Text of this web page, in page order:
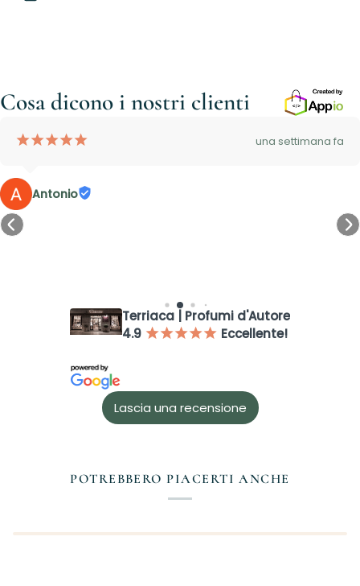
Cosa dicono i nostri clienti
¡¡¡¡¡ una settimana fa
Antonio
Terriaca | Profumi d'Autore
4.9 ¡¡¡¡¡ Eccellente!
Lascia una recensione
POTREBBERO PIACERTI ANCHE
Login